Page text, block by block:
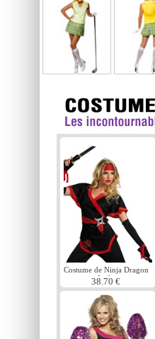
Costume de Ninja Dragon
Lady
38.70 €